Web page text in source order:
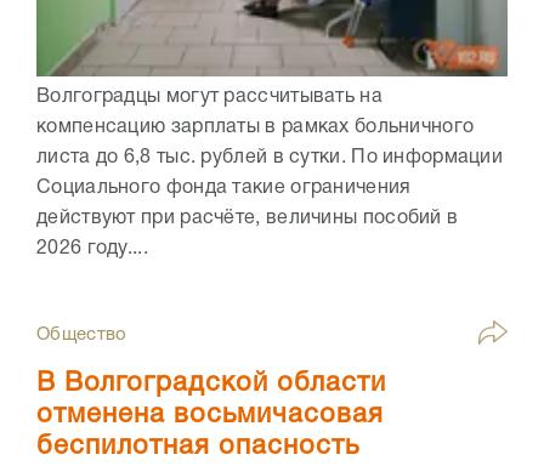
Волгоградцы могут рассчитывать на
компенсацию зарплаты в рамках больничного
листа до 6,8 тыс. рублей в сутки. По информации
Социального фонда такие ограничения
действуют при расчёте, величины пособий в
2026 году....
Общество
В Волгоградской области
отменена восьмичасовая
беспилотная опасность